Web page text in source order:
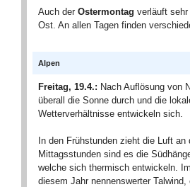
Auch der Ostermontag verläuft
Ost. An allen Tagen finden
Alpen
Freitag, 19.4.: Nach Auflösung von
überall die Sonne durch und die
Wetterverhältnisse entwickeln sich.
In den Frühstunden zieht die Luft
Mittagsstunden sind es die
welche sich thermisch entwickeln.
diesem Jahr nennenswerter